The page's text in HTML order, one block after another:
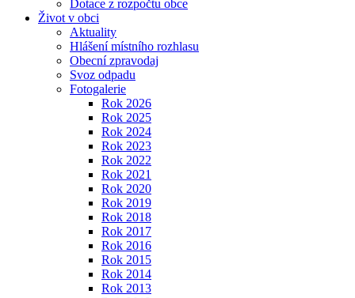
Dotace z rozpočtu obce
Život v obci
Aktuality
Hlášení místního rozhlasu
Obecní zpravodaj
Svoz odpadu
Fotogalerie
Rok 2026
Rok 2025
Rok 2024
Rok 2023
Rok 2022
Rok 2021
Rok 2020
Rok 2019
Rok 2018
Rok 2017
Rok 2016
Rok 2015
Rok 2014
Rok 2013